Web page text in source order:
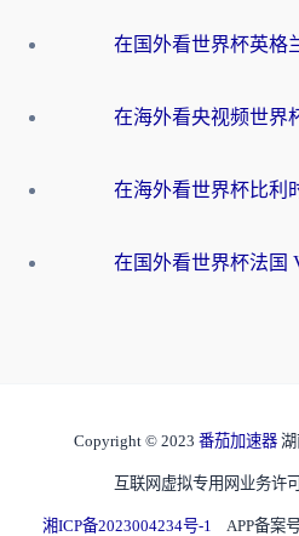
Copyright © 2023 番茄加速器
互联网虚拟专用网业务许
湘ICP备2023004234号-1 APP备案